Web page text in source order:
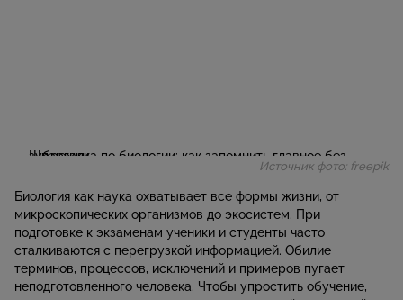
Источник фото: freepik
Биология как наука охватывает все формы жизни, от
микроскопических организмов до экосистем. При
подготовке к экзаменам ученики и студенты часто
сталкиваются с перегрузкой информацией. Обилие
терминов, процессов, исключений и примеров пугает
неподготовленного человека. Чтобы упростить обучение,